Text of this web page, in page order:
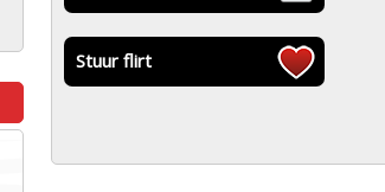
Stuur flirt